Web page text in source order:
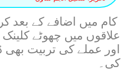
کام میں اضافے کے بعد
علاقوں میں چھوٹے کلینک
اور عملے کی تربیت بھی
کی۔